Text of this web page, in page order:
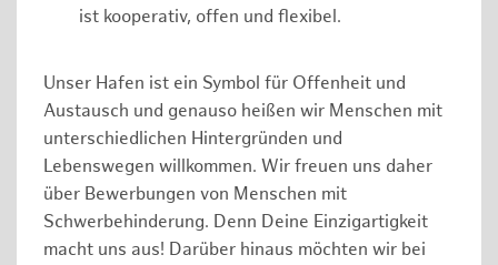
ist kooperativ, offen und flexibel.
Unser Hafen ist ein Symbol für Offenheit und
Austausch und genauso heißen wir Menschen mit
unterschiedlichen Hintergründen und
Lebenswegen willkommen. Wir freuen uns daher
über Bewerbungen von Menschen mit
Schwerbehinderung. Denn Deine Einzigartigkeit
macht uns aus! Darüber hinaus möchten wir bei